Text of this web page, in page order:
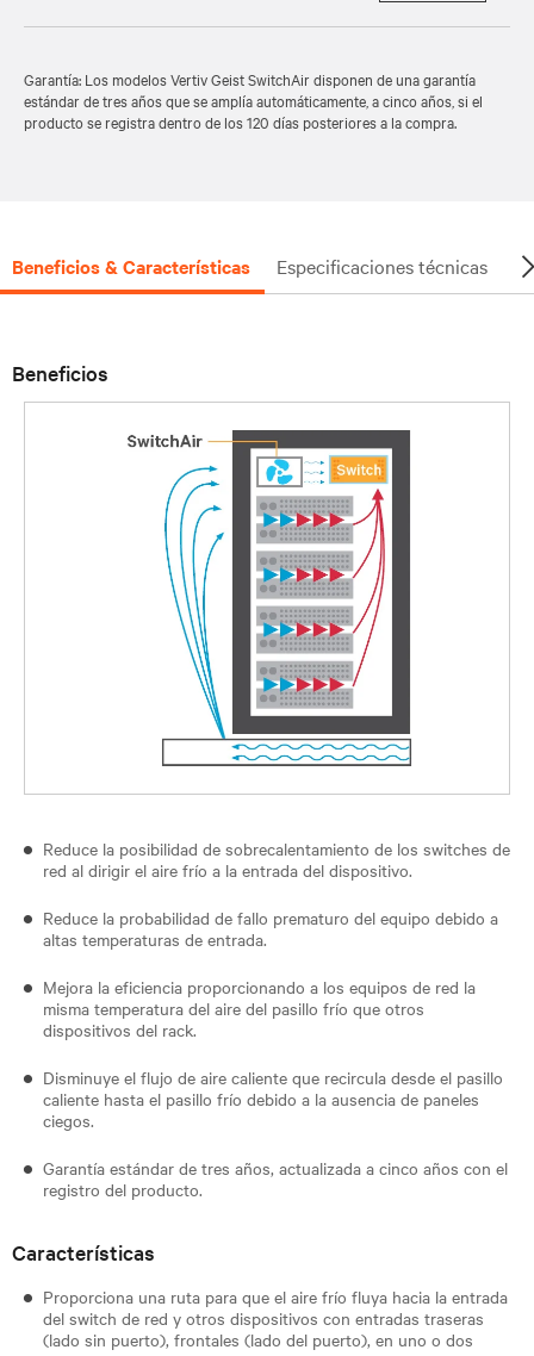
Garantía: Los modelos Vertiv Geist SwitchAir disponen de una garantía
estándar de tres años que se amplía automáticamente, a cinco años, si el
producto se registra dentro de los 120 días posteriores a la compra.
Beneficios & Características Especificaciones técnicas
Beneficios
Reduce la posibilidad de sobrecalentamiento de los switches de
red al dirigir el aire frío a la entrada del dispositivo.
Reduce la probabilidad de fallo prematuro del equipo debido a
altas temperaturas de entrada.
Mejora la eficiencia proporcionando a los equipos de red la
misma temperatura del aire del pasillo frío que otros
dispositivos del rack.
Disminuye el flujo de aire caliente que recircula desde el pasillo
caliente hasta el pasillo frío debido a la ausencia de paneles
ciegos.
Garantía estándar de tres años, actualizada a cinco años con el
registro del producto.
Características
Proporciona una ruta para que el aire frío fluya hacia la entrada
del switch de red y otros dispositivos con entradas traseras
(lado sin puerto), frontales (lado del puerto), en uno o dos